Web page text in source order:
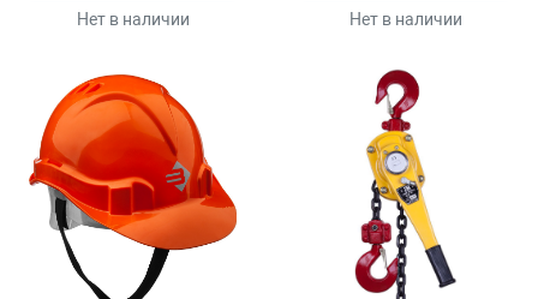
Нет в наличии Нет в наличии